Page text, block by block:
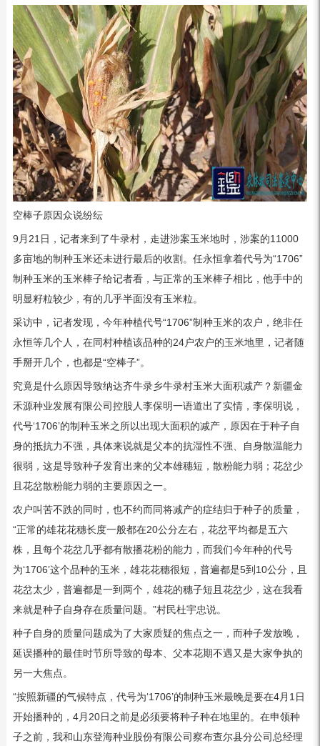
空棒子原因众说纷纭
9月21日，记者来到了牛录村，走进涉案玉米地时，涉案的11000
多亩地的制种玉米还未进行最后的收割。任永恒拿着代号为“1706”
制种玉米的玉米棒子给记者看，与正常的玉米棒子相比，他手中的
明显籽粒较少，有的几乎半面没有玉米粒。
采访中，记者发现，今年种植代号“1706”制种玉米的农户，绝非任
永恒等几个人，在同村种植该品种的24户农户的玉米地里，记者随
手掰开几个，也都是“空棒子”。
究竟是什么原因导致纳达齐牛录乡牛录村玉米大面积减产？新疆金
禾源种业发展有限公司控股人李保明一语道出了实情，李保明说，
代号‘1706’的制种玉米之所以出现大面积的减产，原因在于种子自
身的抵抗力不强，具体来说就是父本的抗湿性不强、自身散温能力
很弱，这是导致种子发育出来的父本雄穗短，散粉能力弱；花岔少
且花岔散粉能力弱的主要原因之一。
农户叫苦不跌的同时，也不约而同将减产的症结归于种子的质量，
“正常的雄花花穗长度一般都在20公分左右，花岔平均都是五六
株，且每个花岔几乎都有散播花粉的能力，而我们今年种的代号
为‘1706’这个品种的玉米，雄花花穗很短，普遍都是5到10公分，且
花岔太少，普遍都是一到两个，雄花的穗子短且花岔少，这在我看
来就是种子自身存在质量问题。”村民杜宇忠说。
种子自身的质量问题成为了大家质疑的焦点之一，而种子发放晚，
延误播种的最佳时节所导致的母本、父本花期不遇又是大家争执的
另一大焦点。
“按照新疆的气候特点，代号为‘1706’的制种玉米最晚是要在4月1日
开始播种的，4月20日之前是必须要将种子种在地里的。在申领种
子之前，我和山东登海种业股份有限公司察布查尔县分公司总经理